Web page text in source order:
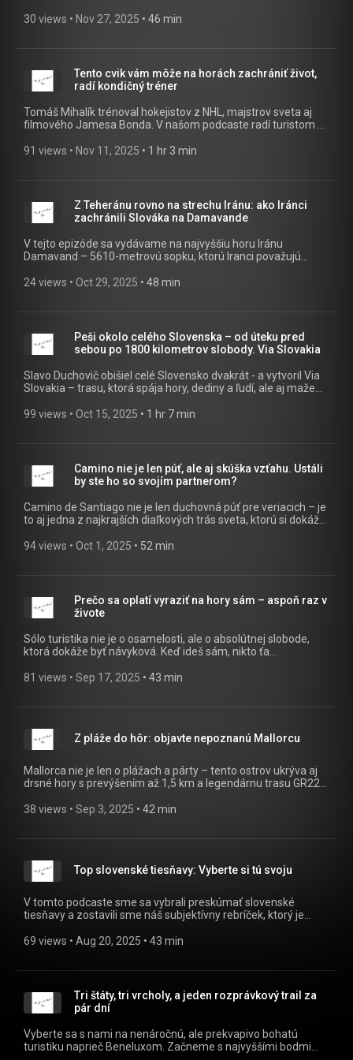
skalnými vežami, štrbinami a tajomnými labyrintmi, ktoré
kúzelná príroda, ideálne miesto na víkend s kýmkoľvek, koho
máte radi. Malé na mape, ale plné dobrodružstva – presne
tak, ako má byť rýchlovka do Česka.
30 views • Nov 27, 2025 • 46 min
Tento cvik vám môže na horách zachrániť život,
radí kondičný tréner
Tomáš Mihalík trénoval hokejistov z NHL, majstrov sveta aj
filmového Jamesa Bonda. V našom podcaste radí turistom a
istotou. V epizóde To je vrchol vysvetlí, prečo sú pre turistov
jednoduchý cvik, ktorý vás na horách môže deliť od toho, či
prežijete.
91 views • Nov 11, 2025 • 1 hr 3 min
Z Teheránu rovno na strechu Iránu: ako Iránci
zachránili Slováka na Damavande
V tejto epizóde sa vydávame na najvyššiu horu Iránu
Damavand – 5610-metrovú sopku, ktorú Iranci považujú
často vybehnú na päťtisícovku v lakovkách a tesilákoch,
Iránci doslova museli zasiahnuť a stiahnuť niekoho z vrcholu.
Okrem výstupu na vrchol sa pozrieme aj na bohaté prírodné
kombinácie, ktoré Irán ponúka: lyžovanie, púšť, džungľa a
pláže – všetko v jednom dni. A samozrejme, objavíme
najpohostinnejších ľudí sveta a niekoľko prekvapivých
prírodných kuriozít Damavandu.
24 views • Oct 29, 2025 • 48 min
Peši okolo celého Slovenska – od úteku pred
sebou po 1800 kilometrov slobody. Via Slovakia
Slavo Duchovič obišiel celé Slovensko dvakrát - a vytvoril Via
Slovakia – trasu, ktorá spája hory, dediny a ľudí, ale aj maže
bol únik pred sebou, dnes sú preňho diaľkové pochody tichým
viac:
99 views • Oct 15, 2025 • 1 hr 7 min
Camino nie je len púť, ale aj skúška vzťahu. Ustáli
by ste ho so svojím partnerom?
Camino de Santiago nie je len duchovná púť pre veriacich – je
to aj jedna z najkrajších diaľkových trás sveta, ktorú si dokáže
na cestu po Camino Norte a Fisherman’s Trail, ktoré prešli naši
späť do stredoveku? A hlavne – čo dá a vezme 700
kilometrov putovania vo dvojici? Dozviete sa tipy, ako si
Camino užiť bez ohľadu na vieru, kedy vyraziť, aby ste sa vyhli
„zápcham“ v ubytovaniach, aj prečo je Fisherman’s Trail
považovaný za jednu z najkrajších trás sveta. Viac v našom
podcaste:
94 views • Oct 1, 2025 • 52 min
Prečo sa oplatí vyraziť na hory sám – aspoň raz v
živote
Sólo turistika nie je o osamelosti, ale o absolútnej slobode,
ktorá dokáže byť návyková. Keď ideš sám, nikto ťa
neprerušuje – a práve vtedy prichádzajú tie najlepšie nápady.
oslobodzujúca, kde sú jej limity a ako s ňou začať bezpečne,
aby si sa hneď na prvej túre necítil/a ako Bear Grylls na pokraji
kolapsu. 🙂 Ak chceš vedieť, ako chutí absolútna sloboda na
horách, počúvaj viac:
81 views • Sep 17, 2025 • 43 min
Z pláže do hôr: objavte nepoznanú Mallorcu
Mallorca nie je len o plážach a párty – tento ostrov ukrýva aj
drsné hory s prevýšením až 1,5 km a legendárnu trasu GR221,
vedie po prastarých pastierskych chodníkoch, po ktorých sa
dedinky. A na záver vám dáme tipy, ako túto nádhernú trasu
zvládnuť aj ako priemerný turista, a zároveň sa vyhnúť davom
– ideálne vo februári.
38 views • Sep 3, 2025 • 42 min
Top slovenské tiesňavy: Vyberte si tú svoju
V tomto podcaste sme sa vybrali preskúmať slovenské
tiesňavy a zostavili sme náš subjektívny rebríček, ktorý je
približne tri štvrtiny známych tiesňav a naše hodnotenie je
ako Haluzická či Čertov žľab a nesmieme zabudnúť ani na tie
menej známe, ktoré môžu pre niekoho byť obrovským
prekvapením. Na záver sme slovenské tiesňavy dokonca
porovnali s tými najlepšími svetovými, aby ste videli, kde
stojíme.
69 views • Aug 20, 2025 • 43 min
Tri štáty, tri vrcholy, a jeden rozprávkový trail za
pár dní
Vyberte sa s nami na nenáročnú, ale prekvapivo bohatú
turistiku naprieč Beneluxom. Začneme s najvyššími bodmi